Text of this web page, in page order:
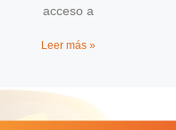
acceso a
Leer más »